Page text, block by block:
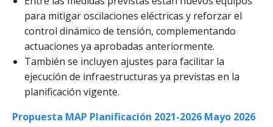
para mitigar oscilaciones eléctricas y reforzar el
control dinámico de tensión, complementando
actuaciones ya aprobadas anteriormente.
También se incluyen ajustes para facilitar la
ejecución de infraestructuras ya previstas en la
planificación vigente.
Propuesta MAP Planificación 2021-2026 Mayo 2026